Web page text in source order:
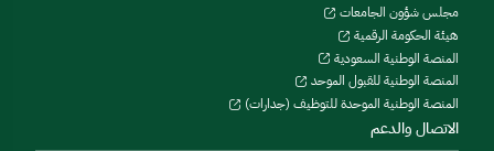
مجلس شؤون الجامعات
هيئة الحكومة الرقمية
المنصة الوطنية السعودية
المنصة الوطنية للقبول الموحد
المنصة الوطنية الموحدة للتوظيف (جدارات)
الاتصال والدعم